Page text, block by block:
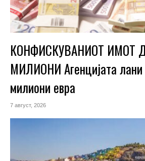
КОНФИСКУВАНИОТ ИМОТ
МИЛИОНИ Агенцијата лани
милиони евра
7 август, 2026